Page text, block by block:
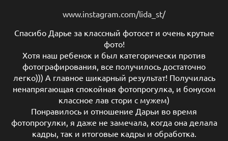
www.instagram.com/lida_st/
Спасибо Дарье за классный фотосет и очень крутые
фото!
Хотя наш ребенок и был категорически против
фотографирования, все получилось достаточно
легко))) А главное шикарный результат! Получилась
ненапрягающая спокойная фотопрогулка, и бонусом
классное лав стори с мужем)
Понравилось и отношение Дарьи во время
фотопрогулки, я даже не замечала, когда она делала
кадры, так и итоговые кадры и обработка.